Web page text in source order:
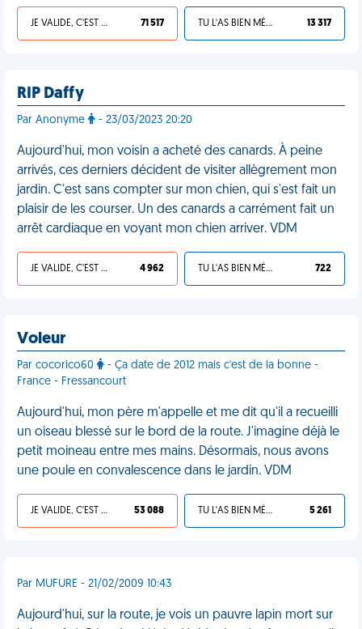
JE VALIDE, C'EST UNE VDM 71 517 TU L'AS BIEN MÉRITÉ 13 317
RIP Daffy
Par Anonyme - 23/03/2023 20:20
Aujourd'hui, mon voisin a acheté des canards. À peine
arrivés, ces derniers décident de visiter allègrement mon
jardin. C'est sans compter sur mon chien, qui s'est fait un
plaisir de les courser. Un des canards a carrément fait un
arrêt cardiaque en voyant mon chien arriver. VDM
JE VALIDE, C'EST UNE VDM 4 962 TU L'AS BIEN MÉRITÉ 722
Voleur
Par cocorico60
- Ça date de 2012 mais c'est de la bonne -
France - Fressancourt
Aujourd'hui, mon père m'appelle et me dit qu'il a recueilli
un oiseau blessé sur le bord de la route. J'imagine déjà le
petit moineau entre mes mains. Désormais, nous avons
une poule en convalescence dans le jardin. VDM
JE VALIDE, C'EST UNE VDM 53 088 TU L'AS BIEN MÉRITÉ 5 261
Par MUFURE - 21/02/2009 10:43
Aujourd'hui, sur la route, je vois un pauvre lapin mort sur